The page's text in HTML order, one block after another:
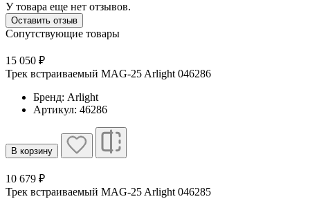
У товара еще нет отзывов.
Оставить отзыв
Сопутствующие товары
15 050 ₽
Трек встраиваемый MAG-25 Arlight 046286
Бренд: Arlight
Артикул: 46286
В корзину
10 679 ₽
Трек встраиваемый MAG-25 Arlight 046285